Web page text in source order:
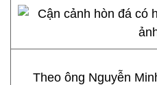
Theo ông Nguyễn